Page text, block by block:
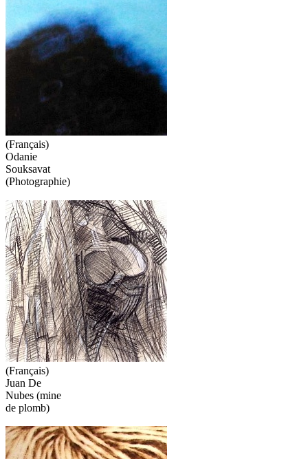
(Français)
Odanie
Souksavat
(Photographie)
(Français)
Juan De
Nubes (mine
de plomb)